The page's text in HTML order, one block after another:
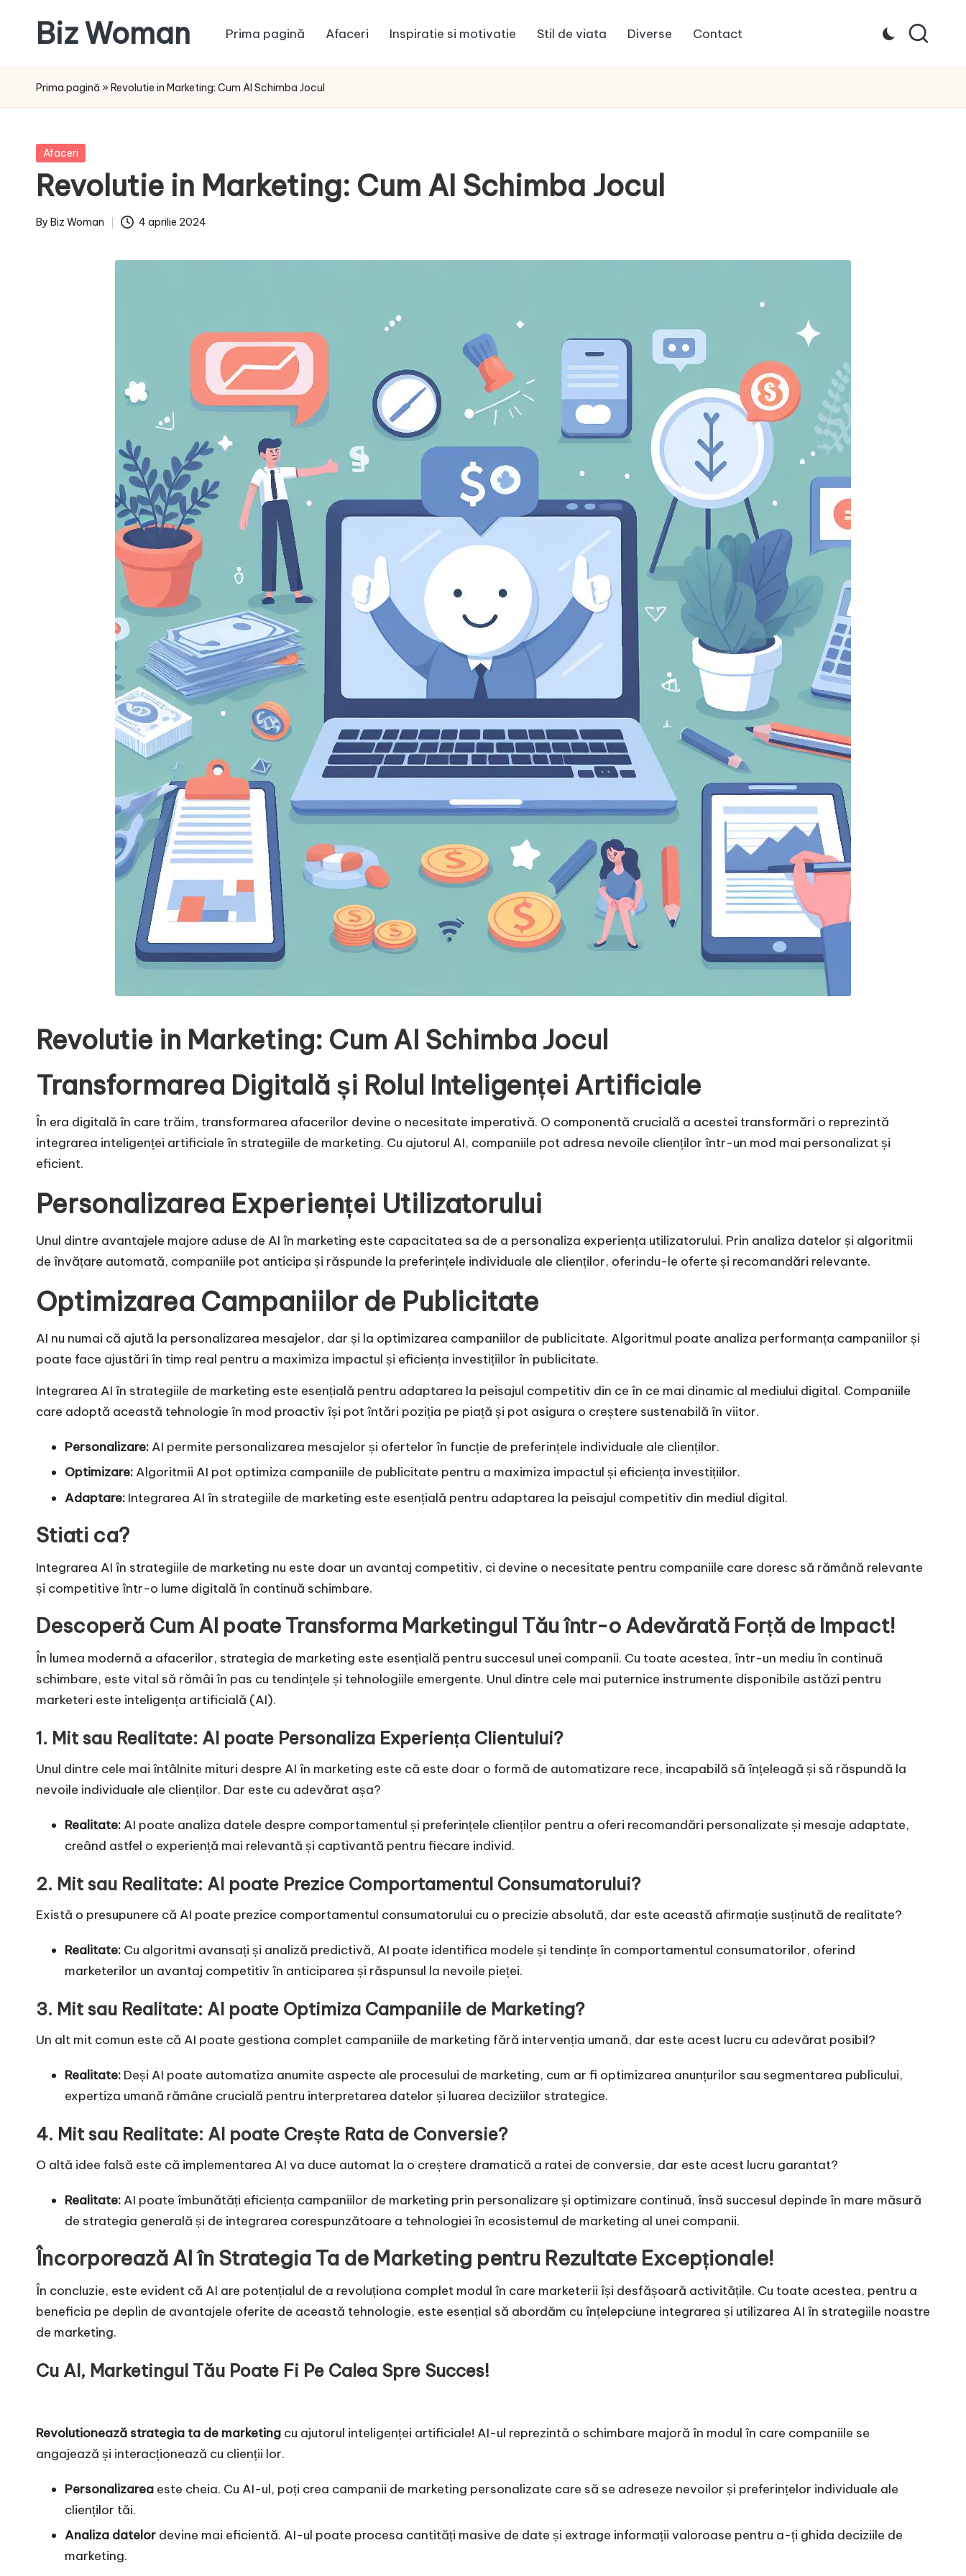
content
Biz Woman
ta,
succesul
Prima pagină Afaceri Inspiratie si motivatie Stil de viata Diverse Contact
Prima pagină » Revolutie in Marketing: Cum AI Schimba Jocul
Posted
Afaceri
Revolutie in Marketing: Cum AI Schimba Jocul
Posted
By Biz Woman 4 aprilie 2024
Revolutie in Marketing: Cum AI Schimba Jocul
Transformarea Digitală și Rolul Inteligenței Artificiale
În era digitală în care trăim, transformarea afacerilor devine o necesitate imperativă. O componentă crucială a acestei transformări o reprezintă
integrarea inteligenței artificiale în strategiile de marketing. Cu ajutorul AI, companiile pot adresa nevoile clienților într-un mod mai personalizat și
eficient.
Personalizarea Experienței Utilizatorului
Unul dintre avantajele majore aduse de AI în marketing este capacitatea sa de a personaliza experiența utilizatorului. Prin analiza datelor și algoritmii
de învățare automată, companiile pot anticipa și răspunde la preferințele individuale ale clienților, oferindu-le oferte și recomandări relevante.
Optimizarea Campaniilor de Publicitate
AI nu numai că ajută la personalizarea mesajelor, dar și la optimizarea campaniilor de publicitate. Algoritmul poate analiza performanța campaniilor și
poate face ajustări în timp real pentru a maximiza impactul și eficiența investițiilor în publicitate.
Integrarea AI în strategiile de marketing este esențială pentru adaptarea la peisajul competitiv din ce în ce mai dinamic al mediului digital. Companiile
care adoptă această tehnologie în mod proactiv își pot întări poziția pe piață și pot asigura o creștere sustenabilă în viitor.
Personalizare: AI permite personalizarea mesajelor și ofertelor în funcție de preferințele individuale ale clienților.
Optimizare: Algoritmii AI pot optimiza campaniile de publicitate pentru a maximiza impactul și eficiența investițiilor.
Adaptare: Integrarea AI în strategiile de marketing este esențială pentru adaptarea la peisajul competitiv din mediul digital.
Stiati ca?
Integrarea AI în strategiile de marketing nu este doar un avantaj competitiv, ci devine o necesitate pentru companiile care doresc să rămână relevante
și competitive într-o lume digitală în continuă schimbare.
Descoperă Cum AI poate Transforma Marketingul Tău într-o Adevărată Forță de Impact!
În lumea modernă a afacerilor, strategia de marketing este esențială pentru succesul unei companii. Cu toate acestea, într-un mediu în continuă
schimbare, este vital să rămâi în pas cu tendințele și tehnologiile emergente. Unul dintre cele mai puternice instrumente disponibile astăzi pentru
marketeri este inteligența artificială (AI).
1. Mit sau Realitate: AI poate Personaliza Experiența Clientului?
Unul dintre cele mai întâlnite mituri despre AI în marketing este că este doar o formă de automatizare rece, incapabilă să înțeleagă și să răspundă la
nevoile individuale ale clienților. Dar este cu adevărat așa?
Realitate: AI poate analiza datele despre comportamentul și preferințele clienților pentru a oferi recomandări personalizate și mesaje adaptate,
creând astfel o experiență mai relevantă și captivantă pentru fiecare individ.
2. Mit sau Realitate: AI poate Prezice Comportamentul Consumatorului?
Există o presupunere că AI poate prezice comportamentul consumatorului cu o precizie absolută, dar este această afirmație susținută de realitate?
Realitate: Cu algoritmi avansați și analiză predictivă, AI poate identifica modele și tendințe în comportamentul consumatorilor, oferind
marketerilor un avantaj competitiv în anticiparea și răspunsul la nevoile pieței.
3. Mit sau Realitate: AI poate Optimiza Campaniile de Marketing?
Un alt mit comun este că AI poate gestiona complet campaniile de marketing fără intervenția umană, dar este acest lucru cu adevărat posibil?
Realitate: Deși AI poate automatiza anumite aspecte ale procesului de marketing, cum ar fi optimizarea anunțurilor sau segmentarea publicului,
expertiza umană rămâne crucială pentru interpretarea datelor și luarea deciziilor strategice.
4. Mit sau Realitate: AI poate Crește Rata de Conversie?
O altă idee falsă este că implementarea AI va duce automat la o creștere dramatică a ratei de conversie, dar este acest lucru garantat?
Realitate: AI poate îmbunătăți eficiența campaniilor de marketing prin personalizare și optimizare continuă, însă succesul depinde în mare măsură
de strategia generală și de integrarea corespunzătoare a tehnologiei în ecosistemul de marketing al unei companii.
Încorporează AI în Strategia Ta de Marketing pentru Rezultate Excepționale!
În concluzie, este evident că AI are potențialul de a revoluționa complet modul în care marketerii își desfășoară activitățile. Cu toate acestea, pentru a
beneficia pe deplin de avantajele oferite de această tehnologie, este esențial să abordăm cu înțelepciune integrarea și utilizarea AI în strategiile noastre
de marketing.
Cu AI, Marketingul Tău Poate Fi Pe Calea Spre Succes!
Revolutionează strategia ta de marketing cu ajutorul inteligenței artificiale! AI-ul reprezintă o schimbare majoră în modul în care companiile se
angajează și interacționează cu clienții lor.
Personalizarea este cheia. Cu AI-ul, poți crea campanii de marketing personalizate care să se adreseze nevoilor și preferințelor individuale ale
clienților tăi.
Analiza datelor devine mai eficientă. AI-ul poate procesa cantități masive de date și extrage informații valoroase pentru a-ți ghida deciziile de
marketing.